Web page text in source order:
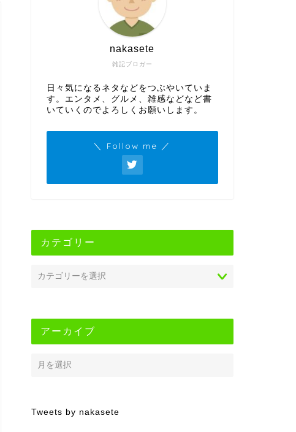
雑記ブロガー
nakasete
日々気になるネタなどをつぶやいていま
す。エンタメ、グルメ、雑感などなど書
いていくのでよろしくお願いします。
＼ Follow me ／
カテゴリー
アーカイブ
Tweets by nakasete